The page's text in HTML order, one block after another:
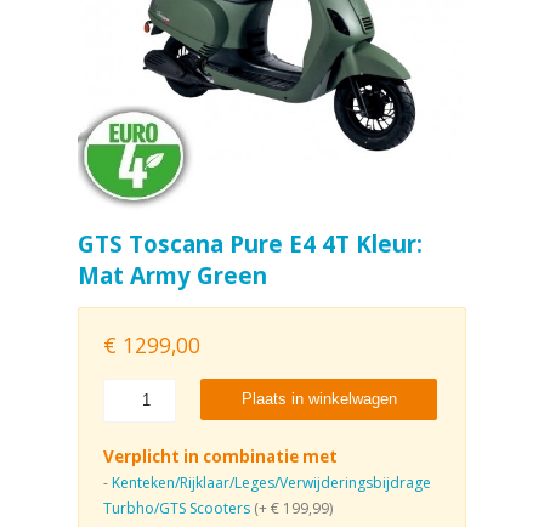
GTS Toscana Pure E4 4T Kleur:
Mat Army Green
€ 1299,00
Plaats in winkelwagen
Verplicht in combinatie met
-Kenteken/Rijklaar/Leges/Verwijderingsbijdrage
Turbho/GTS Scooters (+ € 199,99)